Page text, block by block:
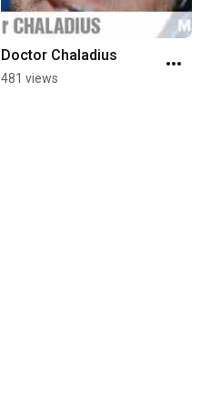
Doctor Chaladius
481 views